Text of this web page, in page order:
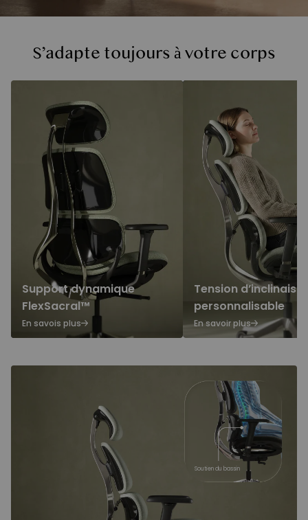
S’adapte toujours à votre corps
Support dynamique
FlexSacral™
En savois plus
Tension
personnalisable
En savoir plus
Soutien du bassin